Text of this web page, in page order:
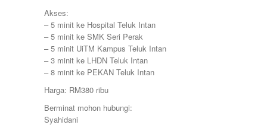
Taman Juasseh Sentosa
Taman Kinding
Taman Kinta
Taman Mewah
Taman Pakatan Jaya
Taman Parit Jaya
Taman Pinji Mewah
Taman Putra Indah
Taman Raia Gemilang
500000
58000
580000
600
60000
65000
650000
70000
700000
Akses:
– 5 minit ke Hospital Teluk Intan
– 5 minit ke SMK Seri Perak
– 5 minit UiTM Kampus Teluk Intan
– 3 minit ke LHDN Teluk Intan
– 8 minit ke PEKAN Teluk Intan
Harga: RM380 ribu
Berminat mohon hubungi:
Syahidani